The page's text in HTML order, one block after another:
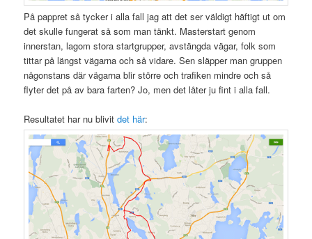
På pappret så tycker i alla fall jag att det ser väldigt häftigt ut om
det skulle fungerat så som man tänkt. Masterstart genom
innerstan, lagom stora startgrupper, avstängda vägar, folk som
tittar på längst vägarna och så vidare. Sen släpper man gruppen
någonstans där vägarna blir större och trafiken mindre och så
flyter det på av bara farten? Jo, men det låter ju fint i alla fall.
Resultatet har nu blivitdet här: